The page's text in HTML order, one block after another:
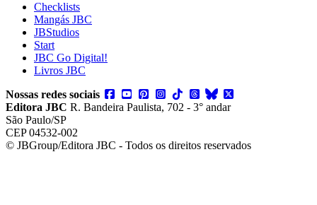
Checklists
Mangás JBC
JBStudios
Start
JBC Go Digital!
Livros JBC
Nossas redes sociais
Editora JBC R. Bandeira Paulista, 702 - 3° andar
São Paulo/SP
CEP 04532-002
© JBGroup/Editora JBC - Todos os direitos reservados